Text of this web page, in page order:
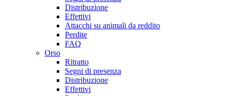
Distribuzione
Effettivi
Attacchi su animali da reddito
Perdite
FAQ
Orso
Ritratto
Segni di presenza
Distribuzione
Effettivi